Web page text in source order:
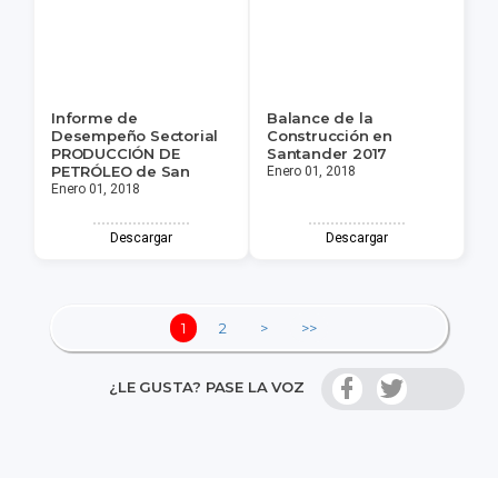
Informe de
Desempeño Sectorial
PRODUCCIÓN DE
PETRÓLEO de San
Enero 01, 2018
Descargar
Balance de la
Construcción en
Santander 2017
Enero 01, 2018
Descargar
1 2 > >>
¿LE GUSTA? PASE LA VOZ